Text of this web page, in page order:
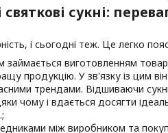
сукні:
і сьогодні теж. Це легко
займається виготовленням
продукцію. У зв'язку із цим
трендами. Відшиваючи
чому і вдається досягти
між виробником та